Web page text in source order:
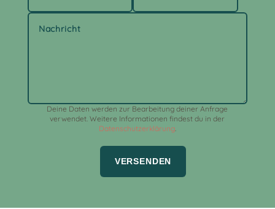
Deine Daten werden zur Bearbeitung deiner Anfrage
verwendet. Weitere Informationen findest du in der
Datenschutzerklärung.
VERSENDEN